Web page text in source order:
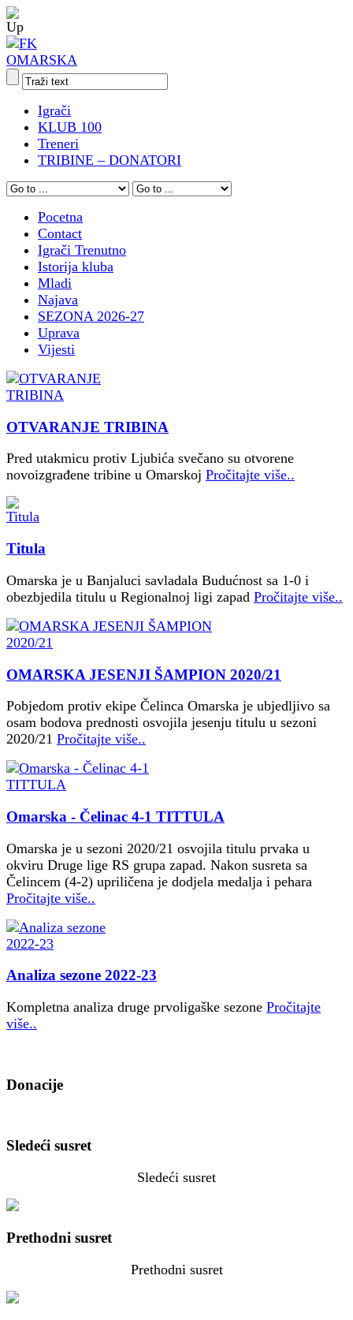
Igrači
KLUB 100
Treneri
TRIBINE – DONATORI
Pocetna
Contact
Igrači Trenutno
Istorija kluba
Mladi
Najava
SEZONA 2026-27
Uprava
Vijesti
OTVARANJE TRIBINA
Pred utakmicu protiv Ljubića svečano su otvorene
novoizgrađene tribine u Omarskoj Pročitajte više..
Titula
Omarska je u Banjaluci savladala Budućnost sa 1-0 i
obezbjedila titulu u Regionalnoj ligi zapad Pročitajte više..
OMARSKA JESENJI ŠAMPION 2020/21
Pobjedom protiv ekipe Čelinca Omarska je ubjedljivo sa
osam bodova prednosti osvojila jesenju titulu u sezoni
2020/21 Pročitajte više..
Omarska - Čelinac 4-1 TITTULA
Omarska je u sezoni 2020/21 osvojila titulu prvaka u
okviru Druge lige RS grupa zapad. Nakon susreta sa
Čelincem (4-2) upriličena je dodjela medalja i pehara
Pročitajte više..
Analiza sezone 2022-23
Kompletna analiza druge prvoligaške sezone Pročitajte
više..
Donacije
Sledeći susret
Sledeći susret
Prethodni susret
Prethodni susret